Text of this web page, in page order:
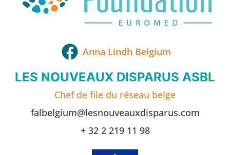
Anna Lindh Belgium
LES NOUVEAUX DISPARUS ASBL
Chef de file du réseau belge
falbelgium@lesnouveauxdisparus.com
+ 32 2 219 11 98